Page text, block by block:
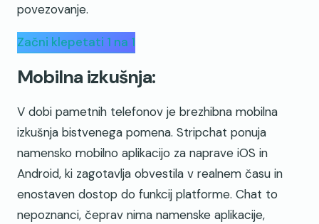
povezovanje.
Začni klepetati 1 na 1
Mobilna izkušnja:
V dobi pametnih telefonov je brezhibna mobilna
izkušnja bistvenega pomena. Stripchat ponuja
namensko mobilno aplikacijo za naprave iOS in
Android, ki zagotavlja obvestila v realnem času in
enostaven dostop do funkcij platforme. Chat to
nepoznanci, čeprav nima namenske aplikacije,